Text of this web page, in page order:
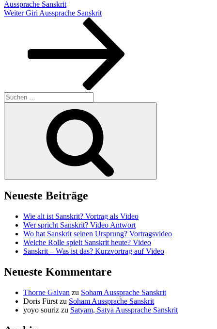
Aussprache Sanskrit
Nächster
Weiter Giri Aussprache Sanskrit
Suchen
nach:
Neueste Beiträge
Wie alt ist Sanskrit? Vortrag als Video
Wer spricht Sanskrit? Video Antwort
Wo hat Sanskrit seinen Ursprung? Vortragsvideo
Welche Rolle spielt Sanskrit heute? Video
Sanskrit – Was ist das? Kurzvortrag auf Video
Neueste Kommentare
Thorne Galvan zu Soham Aussprache Sanskrit
Doris Fürst zu Soham Aussprache Sanskrit
yoyo souriz zu Satyam, Satya Aussprache Sanskrit